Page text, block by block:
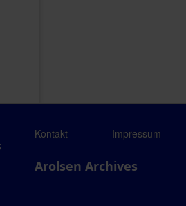
Kontakt Impressum
Arolsen Archives